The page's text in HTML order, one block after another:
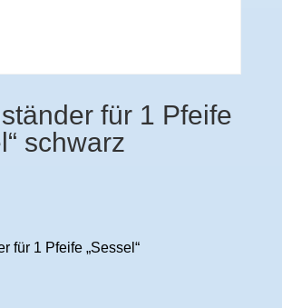
für 1 Pfeife
schwarz
für 1 Pfeife „Sessel“